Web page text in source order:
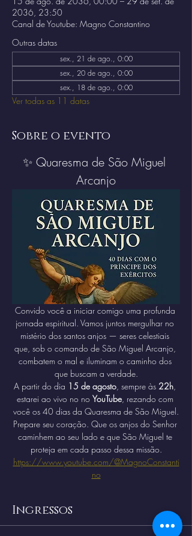
2036, 23:50
Canal de Youtube: Magno Constantino
Outras datas
sex., 21 de ago., 0:00
sex., 20 de ago., 0:00
sex., 18 de ago., 0:00
Ver todas as 11 datas
Sobre o evento
✨ Quaresma de São Miguel
Arcanjo
Convido você a iniciar comigo uma profunda
jornada espiritual. Vamos juntos mergulhar no
mistério dos santos anjos — seres celestiais
que, sob o comando de São Miguel Arcanjo,
combatem o mal e iluminam o caminho dos
que buscam a verdade.
A partir do dia 15 de agosto, sempre às 22h,
estarei ao vivo no no YouTube, rezando com
você os 40 dias da Quaresma de São Miguel.
Prepare seu coração. Que os anjos do Senhor
caminhem ao seu lado e que São Miguel te
proteja em cada passo dessa missão.
https://www.youtube.com/@MagnoConstanti
no
Ingressos